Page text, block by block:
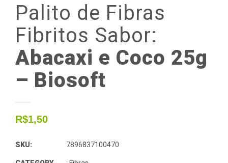
Palito de Fibras
Fibritos Sabor:
Abacaxi e Coco 25g
– Biosoft
R$1,50
SKU: 7896837100470